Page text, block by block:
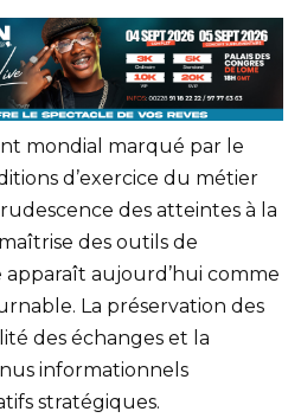
mondial marqué par le
d’exercice du métier
des atteintes à la
des outils de
aujourd’hui comme
La préservation des
des échanges et la
informationnels
stratégiques.